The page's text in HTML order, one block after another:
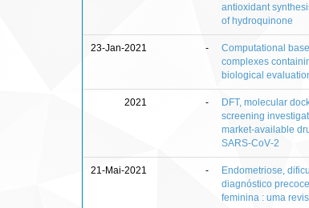
antioxidant
of hydroquinone
23-Jan-2021 -
Computational
complexes
biological
2021 -
DFT, molecular
screening
market‑available
SARS‑CoV‑2
21-Mai-2021 -
Endometriose,
diagnóstico
feminina : uma